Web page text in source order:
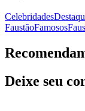
Celebridades
FaustãoFamosos
Deixe seu